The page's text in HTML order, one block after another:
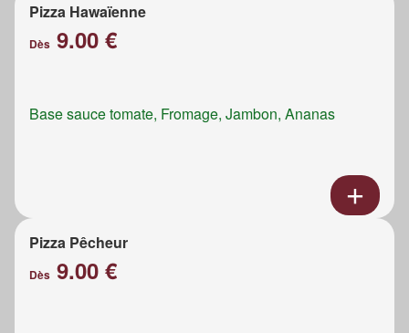
Pizza Hawaïenne
Dès 9.00 €
Base sauce tomate, Fromage, Jambon, Ananas
Pizza Pêcheur
Dès 9.00 €